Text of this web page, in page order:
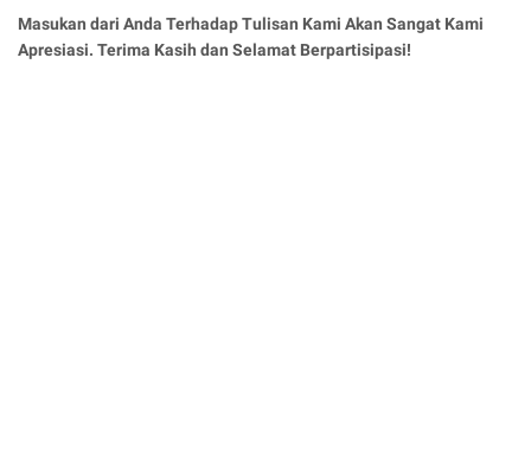
Masukan dari Anda Terhadap Tulisan Kami Akan Sangat Kami
Apresiasi. Terima Kasih dan Selamat Berpartisipasi!